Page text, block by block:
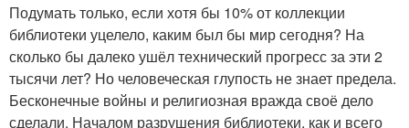
Подумать только, если хотя бы 10% от коллекции
библиотеки уцелело, каким был бы мир сегодня? На
сколько бы далеко ушёл технический прогресс за эти 2
тысячи лет? Но человеческая глупость не знает предела.
Бесконечные войны и религиозная вражда своё дело
сделали. Началом разрушения библиотеки, как и всего